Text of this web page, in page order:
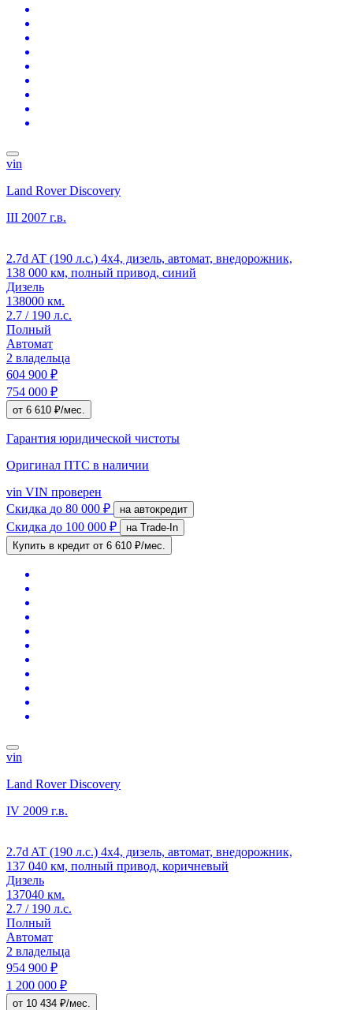
vin
Land Rover Discovery
III 2007 г.в.
2.7d AT (190 л.с.) 4x4, дизель, автомат, внедорожник,
138 000 км, полный привод, синий
Дизель
138000 км.
2.7 / 190 л.с.
Полный
Автомат
2 владельца
604 900 ₽
754 000 ₽
от 6 610 ₽/мес.
Гарантия юридической чистоты
Оригинал ПТС в наличии
vin VIN проверен
Скидка до 80 000 ₽ на автокредит
Скидка до 100 000 ₽
на Trade-In
Купить в кредит от 6 610 ₽/мес.
vin
Land Rover Discovery
IV 2009 г.в.
2.7d AT (190 л.с.) 4x4, дизель, автомат, внедорожник,
137 040 км, полный привод, коричневый
Дизель
137040 км.
2.7 / 190 л.с.
Полный
Автомат
2 владельца
954 900 ₽
1 200 000 ₽
от 10 434 ₽/мес.